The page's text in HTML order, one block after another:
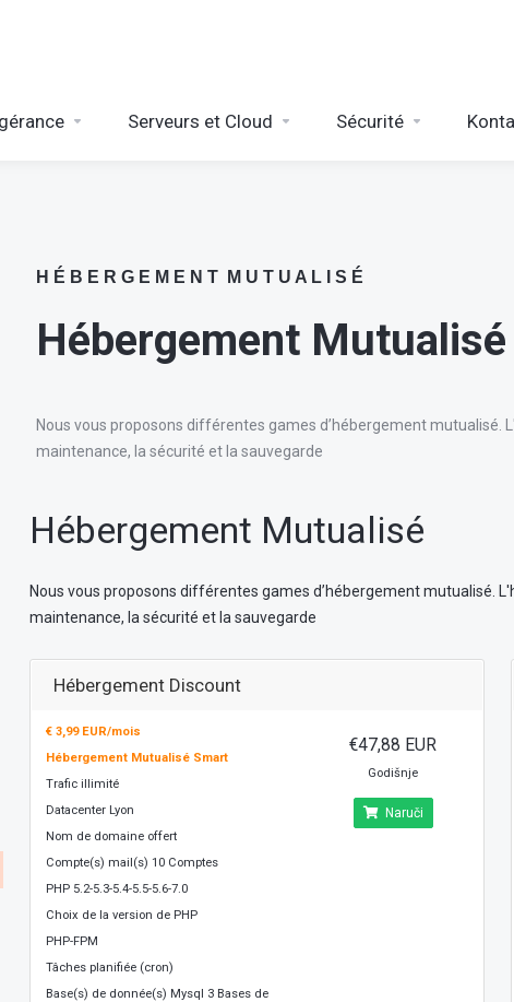
Serveurs et Cloud Sécurité
H É B E R G E M E N T M U T U A L I S É
Hébergement Mutualisé
Nous vous proposons différentes games d’hébergement
maintenance, la sécurité et la sauvegarde
Hébergement Mutualisé
Nous vous proposons différentes games d’hébergement mutualisé.
maintenance, la sécurité et la sauvegarde
Hébergement Discount
€ 3,99 EUR/mois
Hébergement Mutualisé Smart
Trafic illimité
Datacenter Lyon
Nom de domaine offert
Compte(s) mail(s) 10 Comptes
PHP 5.2-5.3-5.4-5.5-5.6-7.0
Choix de la version de PHP
PHP-FPM
Tâches planifiée (cron)
Base(s) de donnée(s) Mysql 3 Bases de
€47,88 EUR
Godišnje
Naruči